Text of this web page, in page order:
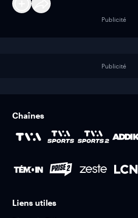
Publicité
Publicité
Chaînes
Liens utiles